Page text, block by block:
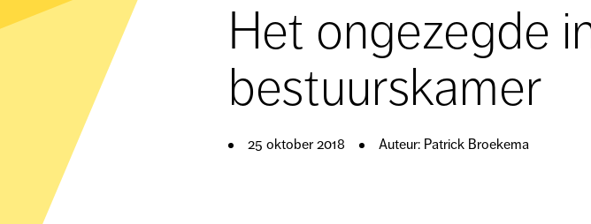
Het ongezegde
bestuurskamer
25 oktober 2018 Auteur: Patrick Broekema